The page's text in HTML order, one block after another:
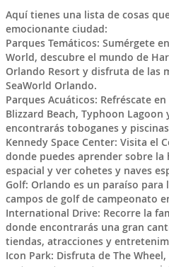
Aquí tienes una lista de cosas
emocionante ciudad:
Parques Temáticos: Sumérgete
World, descubre el mundo de
Orlando Resort y disfruta de las
SeaWorld Orlando.
Parques Acuáticos: Refréscate
Blizzard Beach, Typhoon Lagoon
encontrarás toboganes y
Kennedy Space Center: Visita el
donde puedes aprender sobre
espacial y ver cohetes y naves
Golf: Orlando es un paraíso
campos de golf de campeonato
International Drive: Recorre la
donde encontrarás una gran
tiendas, atracciones y
Icon Park: Disfruta de The